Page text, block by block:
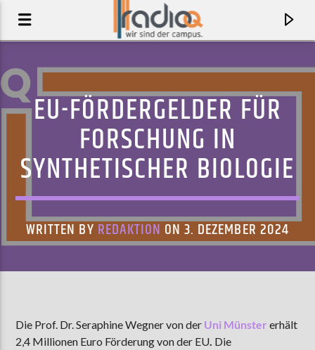
EU-FÖRDERGELDER FÜR
FORSCHUNG IN
SYNTHETISCHER BIOLOGIE
WRITTEN BY REDAKTION ON 3. DEZEMBER 2024
Die Prof. Dr. Seraphine Wegner von der Uni Münster erhält
2,4 Millionen Euro Förderung von der EU. Die